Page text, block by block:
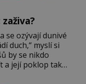
se ozývají dunivé
duch,“ myslí si
by se nikdo
a její poklop tak